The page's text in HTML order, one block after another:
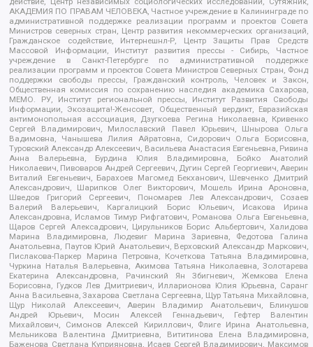
АКАДЕМИЯ ПО ПРАВАМ ЧЕЛОВЕКА, Частное учреждение в Калининграде по
административной поддержке реализации программ и проектов Совета
Министров северных стран, Центр развития некоммерческих организаций,
Гражданское содействие, Интернешнл-Р, Центр Защиты Прав Средств
Массовой Информации, Институт развития прессы - Сибирь, Частное
учреждение в Санкт-Петербурге по административной поддержке
реализации программ и проектов Совета Министров Северных Стран, Фонд
поддержки свободы прессы, Гражданский контроль, Человек и Закон,
Общественная комиссия по сохранению наследия академика Сахарова,
МЕМО. РУ, Институт региональной прессы, Институт Развития Свободы
Информации, Экозащита!-Женсовет, Общественный вердикт, Евразийская
антимонопольная ассоциация, Дзугкоева Регина Николаевна, Кривенко
Сергей Владимирович, Милославский Павел Юрьевич, Шнырова Ольга
Вадимовна, Чанышева Лилия Айратовна, Сидорович Ольга Борисовна,
Туровский Александр Алексеевич, Васильева Анастасия Евгеньевна, Ривина
Анна Валерьевна, Бурдина Юлия Владимировна, Бойко Анатолий
Николаевич, Пивоваров Андрей Сергеевич, Дугин Сергей Георгиевич, Аверин
Виталий Евгеньевич, Барахоев Магомед Бекханович, Шевченко Дмитрий
Александрович, Шарипков Олег Викторович, Мошель Ирина Ароновна,
Шведов Григорий Сергеевич, Пономарев Лев Александрович, Созаев
Валерий Валерьевич, Каргалицкий Борис Юльевич, Исакова Ирина
Александровна, Исламов Тимур Рифгатович, Романова Ольга Евгеньевна,
Щаров Сергей Алексадрович, Цирульников Борис Альбертович, Халидова
Марина Владимировна, Людевиг Марина Зариевна, Федотова Галина
Анатольевна, Паутов Юрий Анатольевич, Верховский Александр Маркович,
Пислакова-Паркер Марина Петровна, Кочеткова Татьяна Владимировна,
Чуркина Наталья Валерьевна, Акимова Татьяна Николаевна, Золотарева
Екатерина Александровна, Рачинский Ян Збигневич, Жемкова Елена
Борисовна, Гудков Лев Дмитриевич, Илларионова Юлия Юрьевна, Саранг
Анна Васильевна, Захарова Светлана Сергеевна, Щур Татьяна Михайловна,
Щур Николай Алексеевич, Аверин Владимир Анатольевич, Блинушов
Андрей Юрьевич, Мосин Алексей Геннадьевич, Гефтер Валентин
Михайлович, Симонов Алексей Кириллович, Флиге Ирина Анатольевна,
Мельникова Валентина Дмитриевна, Вититинова Елена Владимировна,
Баженова Светлана Куприяновна, Исаев Сергей Владимирович, Максимов